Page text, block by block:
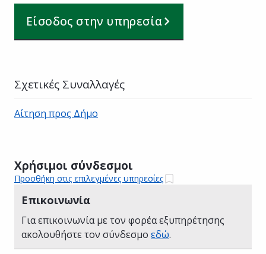
Είσοδος στην υπηρεσία
Χρήσιμοι σύνδεσμοι
Προσθήκη στις επιλεγμένες υπηρεσίες
Επικοινωνία
Για επικοινωνία με τον φορέα εξυπηρέτησης
ακολουθήστε τον σύνδεσμο εδώ.
Σχετικές Συναλλαγές
Αίτηση προς Δήμο